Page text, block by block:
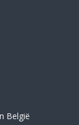
België